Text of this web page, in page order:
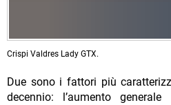
Crispi Valdres Lady GTX.
Due sono i fattori più
decennio: l’aumento